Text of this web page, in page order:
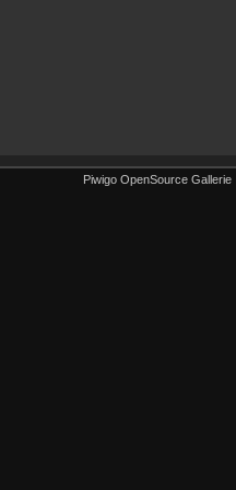
Piwigo OpenSource Gallerie